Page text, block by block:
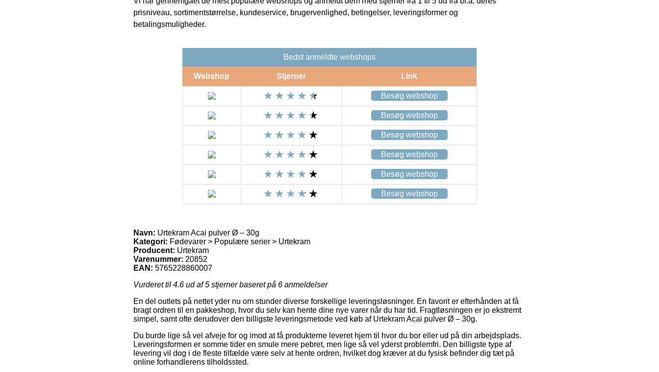
prisniveau, sortimentstørrelse, kundeservice, brugervenlighed, betingelser, leveringsformer og
betalingsmuligheder.
Bedst anmeldte webshops
Webshop Stjerner Link
Besøg webshop
Besøg webshop
Besøg webshop
Besøg webshop
Besøg webshop
Besøg webshop
Navn: Urtekram Acai pulver Ø – 30g
Kategori: Fødevarer > Populære serier > Urtekram
Producent: Urtekram
Varenummer: 20852
EAN: 5765228860007
Vurderet til 4.6 ud af 5 stjerner baseret på 6 anmeldelser
En del outlets på nettet yder nu om stunder diverse forskellige leveringsløsninger. En favorit er efterhånden at få
bragt ordren til en pakkeshop, hvor du selv kan hente dine nye varer når du har tid. Fragtløsningen er jo ekstremt
simpel, samt ofte derudover den billigste leveringsmetode ved køb af Urtekram Acai pulver Ø – 30g.
Du burde lige så vel afveje for og imod at få produkterne leveret hjem til hvor du bor eller ud på din arbejdsplads.
Leveringsformen er somme tider en smule mere pebret, men lige så vel yderst problemfri. Den billigste type af
levering vil dog i de fleste tilfælde være selv at hente ordren, hvilket dog kræver at du fysisk befinder dig tæt på
online forhandlerens tilholdssted.